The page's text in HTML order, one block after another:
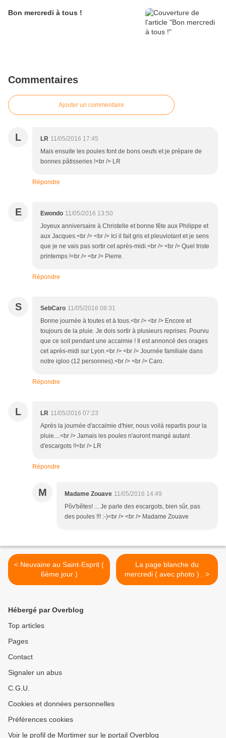
Bon mercredi à tous !
Commentaires
Ajouter un commentaire
L LR 11/05/2016 17:45
Mais ensuite les poules font de bons oeufs et je prépare de
bonnes pâtisseries !<br /> LR
Répondre
E Ewondo 11/05/2016 13:50
Joyeux anniversaire à Christelle et bonne fête aux Philippe et
aux Jacques.<br /> <br /> Ici il fait gris et pleuviotant et je sens
que je ne vais pas sortir cet après-midi.<br /> <br /> Quel triste
printemps !<br /> <br /> Pierre.
Répondre
S SebCaro 11/05/2016 08:31
Bonne journée à toutes et à tous.<br /> <br /> Encore et
toujours de la pluie. Je dois sortir à plusieurs reprises. Pourvu
que ce soit pendant une accalmie ! Il est annoncé des orages
cet après-midi sur Lyon.<br /> <br /> Journée familiale dans
notre igloo (12 personnes).<br /> <br /> Caro.
Répondre
L LR 11/05/2016 07:23
Après la journée d'accalmie d'hier, nous voilà repartis pour la
pluie....<br /> Jamais les poules n'auront mangé autant
d'escargots !!<br /> LR
Répondre
M Madame Zouave 11/05/2016 14:49
Pôv'bêtes! ... Je parle des escargots, bien sûr, pas
des poules !!! :-)<br /> <br /> Madame Zouave
< Neuvaine au Saint-Esprit (
6ème jour )
La page blanche du
mercredi ( avec photo ) . >
Hébergé par Overblog
Top articles
Pages
Contact
Signaler un abus
C.G.U.
Cookies et données personnelles
Préférences cookies
Voir le profil de Mortimer sur le portail Overblog